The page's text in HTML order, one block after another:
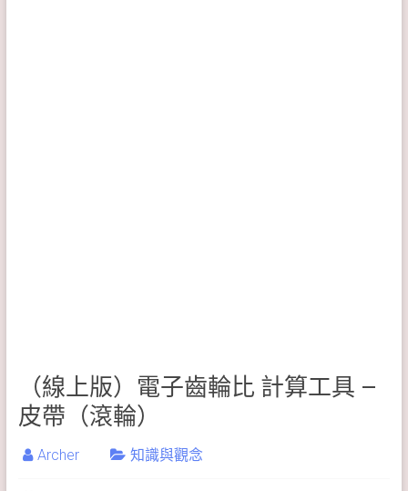
（線上版）電子齒輪比 計算工具 –
皮帶（滾輪）
Archer 知識與觀念